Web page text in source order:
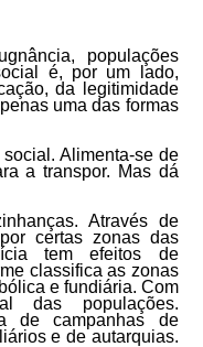
populações
é, por um lado,
da legitimidade
uma das formas
Alimenta-se de
a transpor. Mas dá
Através de
certas zonas das
tem efeitos de
classifica as zonas
e fundiária. Com
das populações.
de campanhas de
e de autarquias.